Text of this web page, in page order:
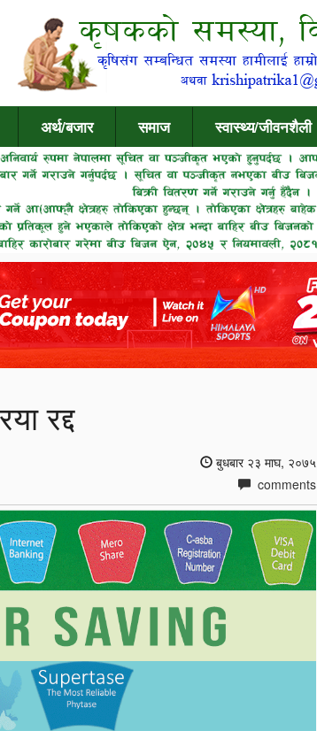
अर्थ/बजार समाज स्वास्थ्य/जीवनशैली
रद्द
बुधबार २३ माघ, २०७५
comments